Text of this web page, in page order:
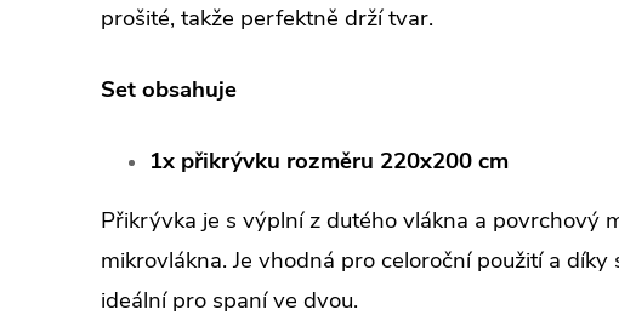
prošité, takže perfektně drží tvar.
Set obsahuje
1x přikrývku rozměru 220x200 cm
Přikrývka je s výplní z dutého vlákna a povrchový
mikrovlákna. Je vhodná pro celoroční použití a díky
ideální pro spaní ve dvou.